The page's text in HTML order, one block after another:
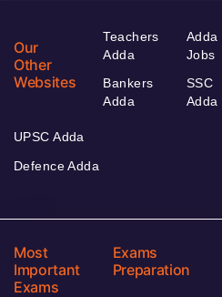
Our
Other
Websites
Teachers
Adda
Bankers
Adda
Adda
Jobs
SSC
Adda
UPSC Adda
Defence Adda
Most
Important
Exams
Exams
Preparation